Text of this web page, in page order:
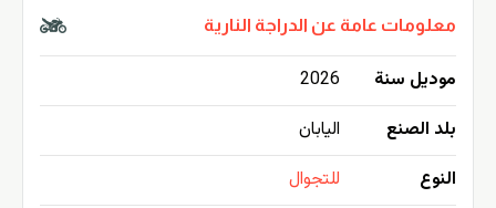
معلومات عامة عن الدراجة النارية
موديل سنة
2026
بلد الصنع
اليابان
النوع
للتجوال